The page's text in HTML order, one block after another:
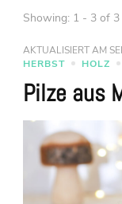
Showing: 1 - 3 of 3
AKTUALISIERT AM
HERBST
HOLZ
Pilze aus